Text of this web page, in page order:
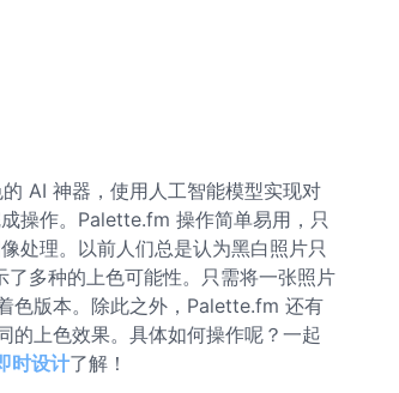
AI 神器，使用人工智能模型实现对
操作。Palette.fm 操作简单易用，只
处理。以前人们总是认为黑白照片只
多种的上色可能性。只需将一张照片
色版本。除此之外，Palette.fm 还有
的上色效果。具体如何操作呢？一起
时设计了解！